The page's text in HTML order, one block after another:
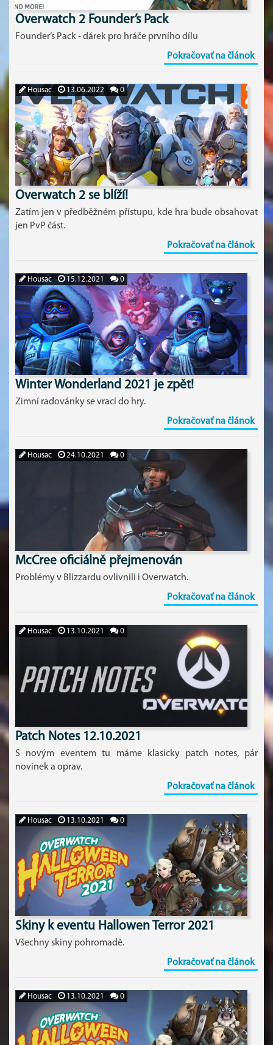
Overwatch 2 Founder’s Pack
Founder’s Pack - dárek pro hráče prvního dílu
Pokračovať na článok
Housac 13.06.2022 0
Overwatch 2 se blíží!
Zatím jen v předběžném přístupu, kde hra bude obsahovat
jen PvP část.
Pokračovať na článok
Housac 15.12.2021 0
Winter Wonderland 2021 je zpět!
Zimní radovánky se vrací do hry.
Pokračovať na článok
Housac 24.10.2021 0
McCree oficiálně přejmenován
Problémy v Blizzardu ovlivnili i Overwatch.
Pokračovať na článok
Housac 13.10.2021 0
Patch Notes 12.10.2021
S novým eventem tu máme klasicky patch notes, pár
novinek a oprav.
Pokračovať na článok
Housac 13.10.2021 0
Skiny k eventu Hallowen Terror 2021
Všechny skiny pohromadě.
Pokračovať na článok
Housac 13.10.2021 0